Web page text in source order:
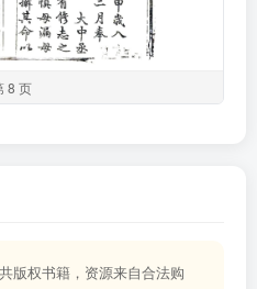
8 页
版权书籍，资源来自合法购